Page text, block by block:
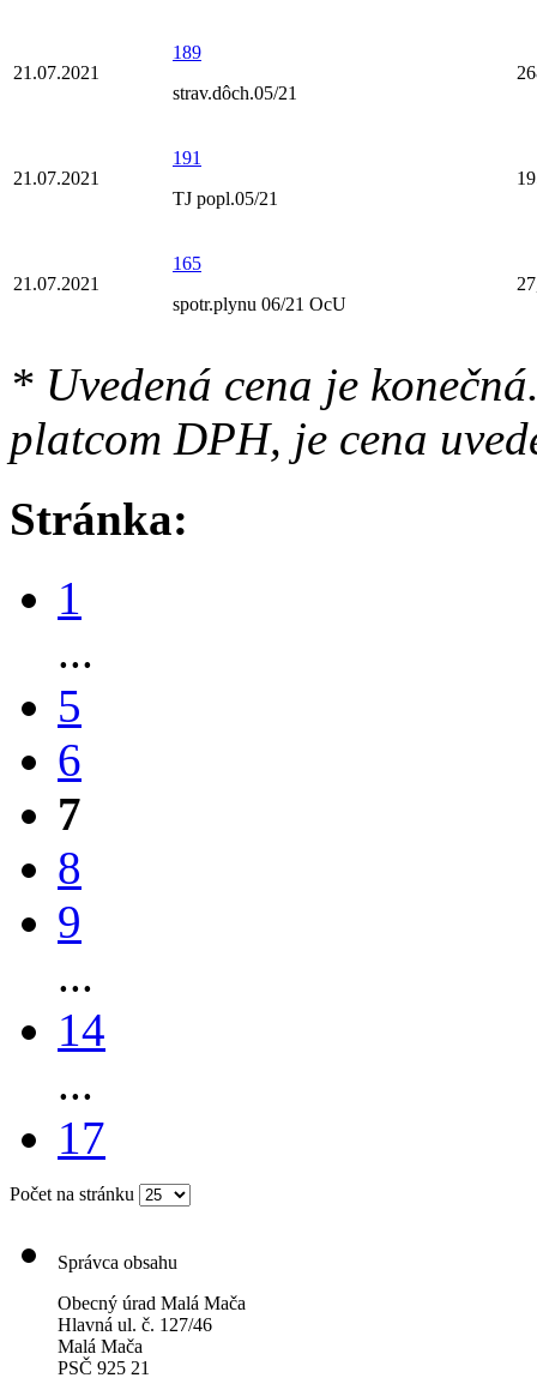
21.07.2021
189
strav.dôch.05/21
21.07.2021
191
TJ popl.05/21
21.07.2021
165
spotr.plynu 06/21 OcU
* Uvedená cena je
platcom DPH, je cena
Stránka:
1
...
5
6
7
8
9
...
14
...
17
Počet na stránku
Správca obsahu
Obecný úrad Malá Mača
Hlavná ul. č. 127/46
Malá Mača
PSČ 925 21